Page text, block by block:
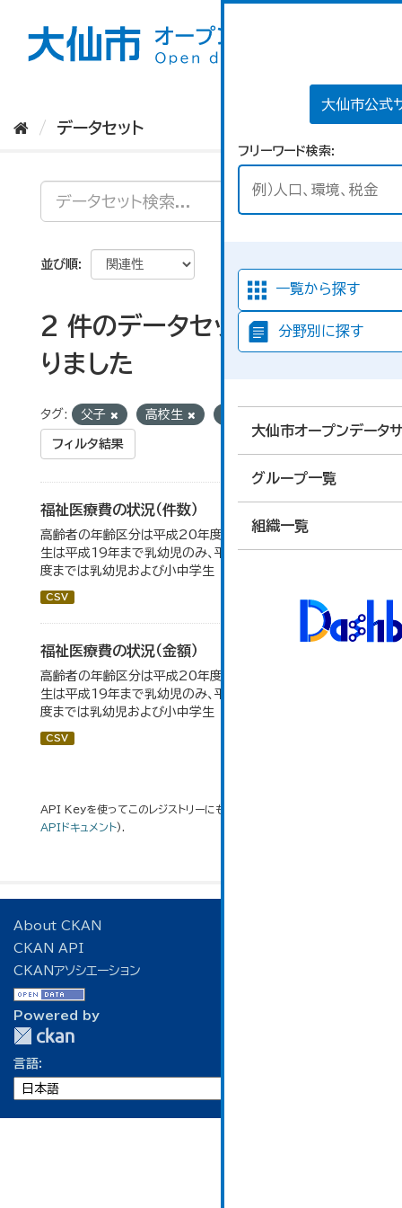
大仙市公式
フリーワード検索
一覧から探す
分野別に探す
大仙市オープンデータ
グループ一覧
組織一覧
データセット
並び順
2 件のデータセットが見つか
りました
タグ: 父子 高校生
フィルタ結果
福祉医療費の状況（件数）
高齢者の年齢区分は平成20年度から変更 乳幼児・小中高
生は平成19年まで乳幼児のみ、平成20年度から令和元年
度までは乳幼児および小中学生
CSV
福祉医療費の状況（金額）
高齢者の年齢区分は平成20年度から変更 乳幼児・小中高
生は平成19年まで乳幼児のみ、平成20年度から令和元年
度までは乳幼児および小中学生
CSV
API Keyを使ってこのレジストリーにもアクセス可能です
APIドキュメント).
About CKAN
CKAN API
CKANアソシエーション
Powered by
言語